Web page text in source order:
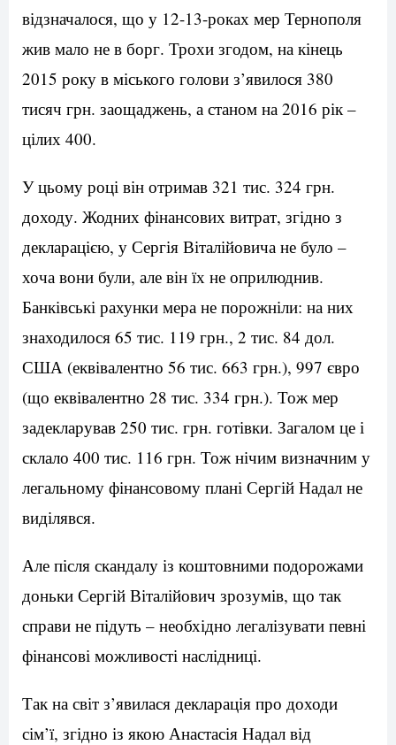
відзначалося, що у 12-13-роках мер Тернополя
жив мало не в борг. Трохи згодом, на кінець
2015 року в міського голови з’явилося 380
тисяч грн. заощаджень, а станом на 2016 рік –
цілих 400.
У цьому році він отримав 321 тис. 324 грн.
доходу. Жодних фінансових витрат, згідно з
декларацією, у Сергія Віталійовича не було –
хоча вони були, але він їх не оприлюднив.
Банківські рахунки мера не порожніли: на них
знаходилося 65 тис. 119 грн., 2 тис. 84 дол.
США (еквівалентно 56 тис. 663 грн.), 997 євро
(що еквівалентно 28 тис. 334 грн.). Тож мер
задекларував 250 тис. грн. готівки. Загалом це і
склало 400 тис. 116 грн. Тож нічим визначним у
легальному фінансовому плані Сергій Надал не
виділявся.
Але після скандалу із коштовними подорожами
доньки Сергій Віталійович зрозумів, що так
справи не підуть – необхідно легалізувати певні
фінансові можливості наслідниці.
Так на світ з’явилася декларація про доходи
сім’ї, згідно із якою Анастасія Надал від